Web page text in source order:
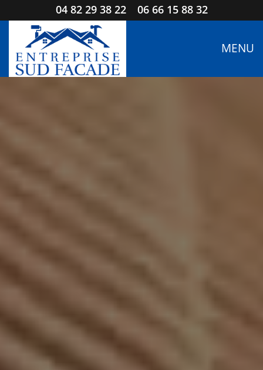
04 82 29 38 22 06 66 15 88 32
MENU